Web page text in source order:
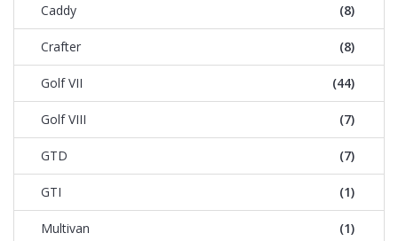
Caddy (8)
Crafter (8)
Golf VII (44)
Golf VIII (7)
GTD (7)
GTI (1)
Multivan (1)